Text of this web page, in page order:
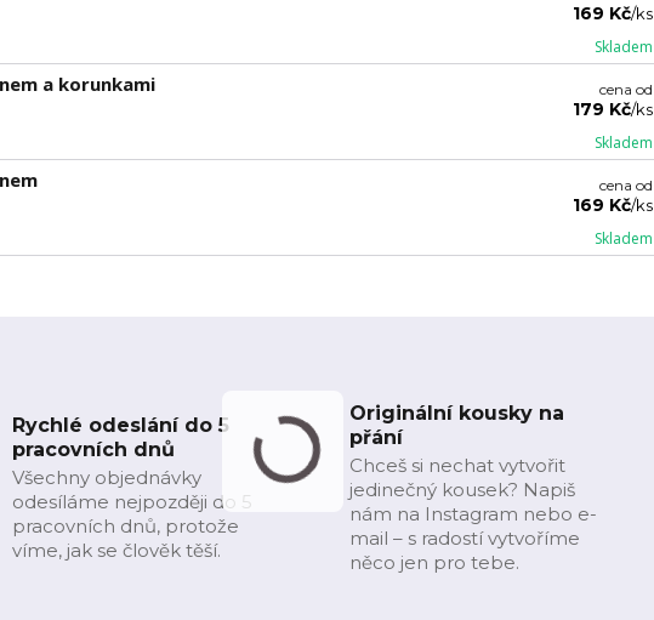
169 Kč/ks
Skladem
a korunkami cena od
179 Kč/ks
Skladem
cena od
169 Kč/ks
Skladem
Rychlé odeslání do 5
pracovních dnů
Všechny objednávky
odesíláme nejpozději do 5
pracovních dnů, protože
víme, jak se člověk těší.
Originální kousky na
přání
Chceš si nechat vytvořit
jedinečný kousek? Napiš
nám na Instagram nebo e-
mail – s radostí vytvoříme
něco jen pro tebe.